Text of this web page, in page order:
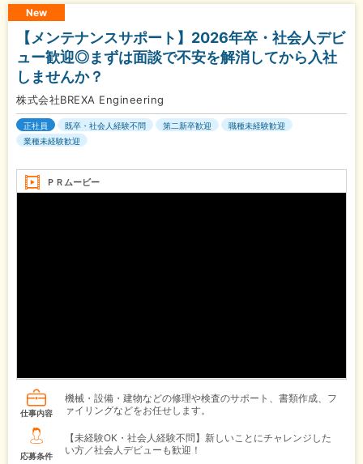
New
【メンテナンスサポート】2026年卒・社会人デビ
ュー歓迎◎まずは面談で不安を解消してから入社
しませんか？
株式会社BREXA Engineering
正社員 既卒・社会人経験不問 第二新卒歓迎
職種未経験歓迎
業種未経験歓迎
ＰＲムービー
仕事内容
機械・設備・建物などの修理や検査のサポート、書類作成、フ
ァイリングなどをお任せします。
応募条件
【未経験OK・社会人経験不問】新しいことにチャレンジした
い方／社会人デビューも歓迎！